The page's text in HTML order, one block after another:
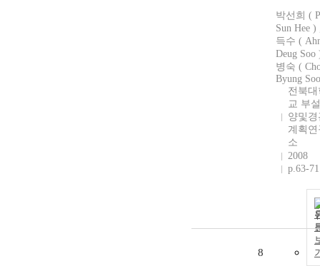
박선희 (
Sun Hee )
득수 (
Deug Soo
병숙 (
Byung
전북대
교 부
양및경
계획연
소
2008
p.63-71
8